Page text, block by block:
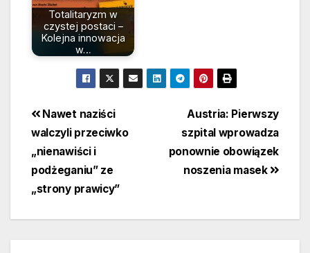
Totalitaryzm w
czystej postaci –
Kolejna innowacja
w…
BeitragsnavigationAustria: Pierwszy
szpital wprowadza
ponownie obowiązek
noszenia masek
Nawet naziści
walczyli przeciwko
„nienawiści i
podżeganiu” ze
„strony prawicy”